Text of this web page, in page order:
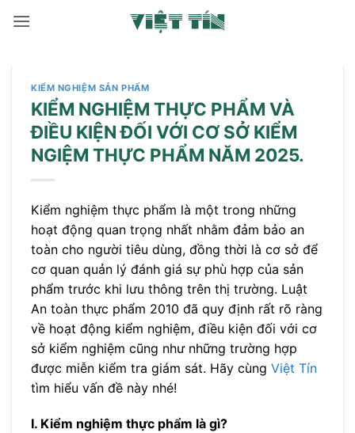
qua
KIỂM NGHIỆM SẢN PHẨM
KIỂM NGHIỆM THỰC PHẨM VÀ
ĐIỀU KIỆN ĐỐI VỚI CƠ SỞ KIỂM
NGIỆM THỰC PHẨM NĂM 2025.
Kiểm nghiệm thực phẩm là một trong những
hoạt động quan trọng nhất nhằm đảm bảo an
toàn cho người tiêu dùng, đồng thời là cơ sở để
cơ quan quản lý đánh giá sự phù hợp của sản
phẩm trước khi lưu thông trên thị trường. Luật
An toàn thực phẩm 2010 đã quy định rất rõ ràng
về hoạt động kiểm nghiệm, điều kiện đối với cơ
sở kiểm nghiệm cũng như những trường hợp
được miễn kiểm tra giám sát. Hãy cùng Việt Tín
tìm hiểu vấn đề này nhé!
I. Kiểm nghiệm thực phẩm là gì?